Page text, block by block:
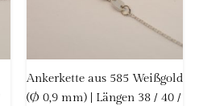
Ankerkette aus 585 Weißgold
(Ø 0,9 mm) | Längen 38 / 40 /